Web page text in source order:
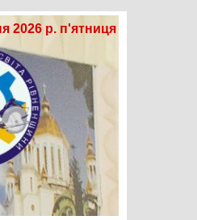
2026 р. п'ятниця